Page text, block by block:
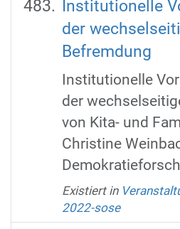
Institutionelle
der
Befremdung
Institutionelle
der
von Kita- und
Christine
Existiert in
2022-sose